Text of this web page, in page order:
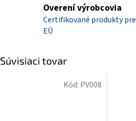
Overení výrobcovia
Certifikované produkty pre
EÚ
Súvisiaci tovar
Kód: PV008